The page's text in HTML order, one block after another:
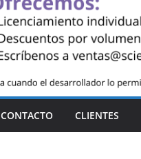
CONTACTO CLIENTES